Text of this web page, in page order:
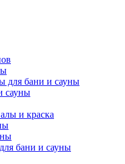
для бани и сауны
сауны
и краска
бани и сауны